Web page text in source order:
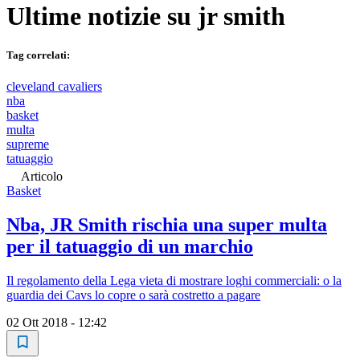
Ultime notizie su jr smith
Tag correlati:
cleveland cavaliers
nba
basket
multa
supreme
tatuaggio
Articolo
Basket
Nba, JR Smith rischia una super multa
per il tatuaggio di un marchio
Il regolamento della Lega vieta di mostrare loghi commerciali: o la
guardia dei Cavs lo copre o sarà costretto a pagare
02 Ott 2018 - 12:42